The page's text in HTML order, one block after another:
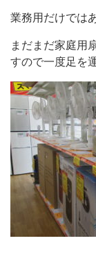
業務用だけでは
まだまだ家庭用
すので一度足を